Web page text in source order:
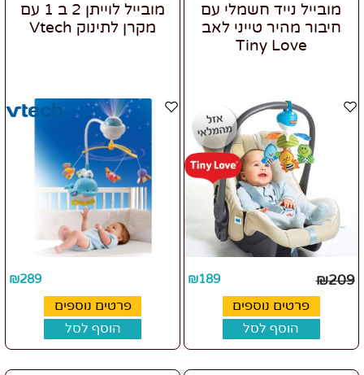
מובייל נייד חשמלי עם
חיבור מהיר טייני לאב
Tiny Love
₪209
₪189
פרטים נוספים
הוסף לסל
מובייל לוייתן 2 ב 1 עם
מקרן לתינוק Vtech
₪289
פרטים נוספים
הוסף לסל